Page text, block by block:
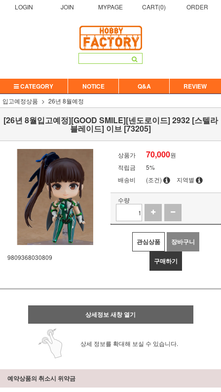
LOGIN JOIN MYPAGE CART(0) ORDER
CATEGORY NOTICE Q&A REVIEW
입고예정상품 26년 8월예정
[26년 8월입고예정][GOOD SMILE][넨도로이드] 2932 [스텔라
블레이드] 이브 [73205]
9809368030809
상품가 70,000원
적립금
5%
배송비
(조건) 지역별
수량
관심상품 장바구니
구매하기
상세정보 새창 열기
상세 정보를 확대해 보실 수 있습니다.
예약상품의 취소시 위약금